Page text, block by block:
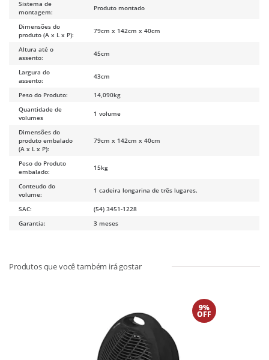
Sistema de
montagem:
Produto montado
Dimensões do
produto (A x L x P):
79cm x 142cm x 40cm
Altura até o
assento:
45cm
Largura do
assento:
43cm
Peso do Produto:
14,090kg
Quantidade de
volumes
1 volume
Dimensões do
produto embalado
(A x L x P):
79cm x 142cm x 40cm
Peso do Produto
embalado:
15kg
Conteudo do
volume:
1 cadeira longarina de três lugares.
SAC:
(54) 3451-1228
Garantia:
3 meses
9%
OFF